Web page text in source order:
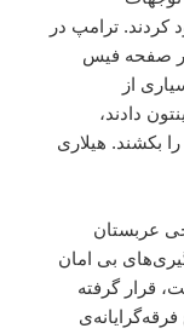
کردند. ترامپ در
در صفحه فیس
از
دادند،
بکشند. هیلاری
عربستان
بی امان
قرار گرفته